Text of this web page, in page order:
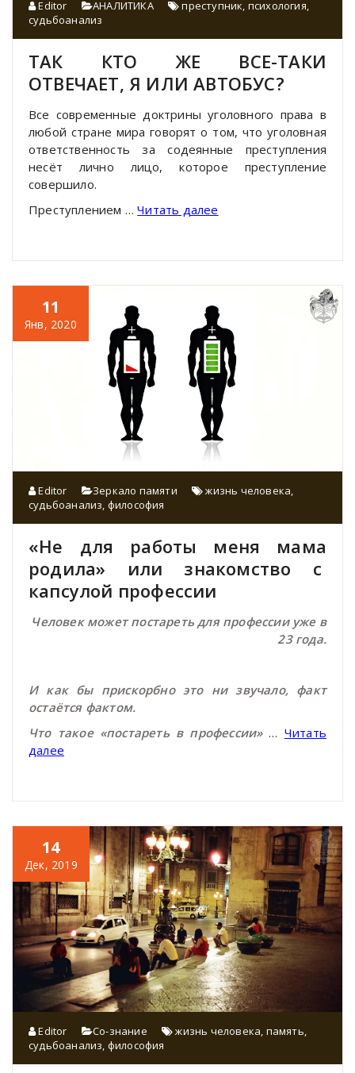
Editor АНАЛИТИКА преступник психология
судьбоанализ
ТАК КТО ЖЕ ВСЕ-ТАКИ
ОТВЕЧАЕТ, Я ИЛИ АВТОБУС?
Все современные доктрины уголовного права в
любой стране мира говорят о том, что уголовная
ответственность за содеянные преступления
несёт лично лицо, которое преступление
совершило.
Преступлением …Читать далее
11
Янв, 2020
Editor Зеркало памяти жизнь человека
судьбоанализ философия
«Не для работы меня мама
родила» или знакомство с
капсулой профессии
Человек может постареть для профессии уже в
23 года.
И как бы прискорбно это ни звучало, факт
остаётся фактом.
Что такое «постареть в профессии» … Читать
далее
14
Дек, 2019
Editor Со-знание жизнь человека память
судьбоанализ философия